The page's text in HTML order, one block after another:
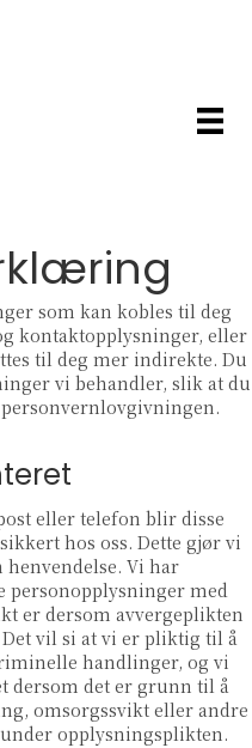
som kan kobles til deg
kontaktopplysninger, eller
til deg mer indirekte. Du
vi behandler, slik at du
eller telefon blir disse
hos oss. Dette gjør vi
Vi har
personopplysninger med
er dersom avvergeplikten
Det vil si at vi er pliktig til å
handlinger, og vi
dersom det er grunn til å
omsorgssvikt eller andre
opplysningsplikten.